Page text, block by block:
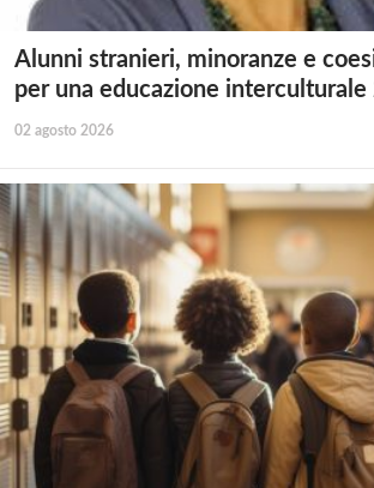
Alunni stranieri, minoranze e
per una educazione interculturale
02 agosto 2026